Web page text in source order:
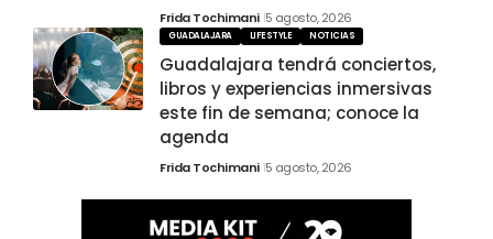
Frida Tochimani 5 agosto, 2026
GUADALAJARA LIFESTYLE NOTICIAS
Guadalajara tendrá conciertos,
libros y experiencias inmersivas
este fin de semana; conoce la
agenda
Frida Tochimani 5 agosto, 2026